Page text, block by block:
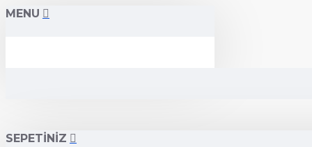
MENU
SEPETİNİZ